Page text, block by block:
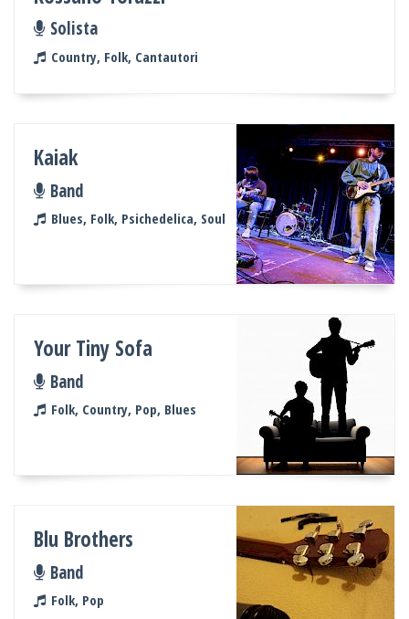
Solista
Country, Folk, Cantautori
Kaiak
Band
Blues, Folk, Psichedelica, Soul
Your Tiny Sofa
Band
Folk, Country, Pop, Blues
Blu Brothers
Band
Folk, Pop